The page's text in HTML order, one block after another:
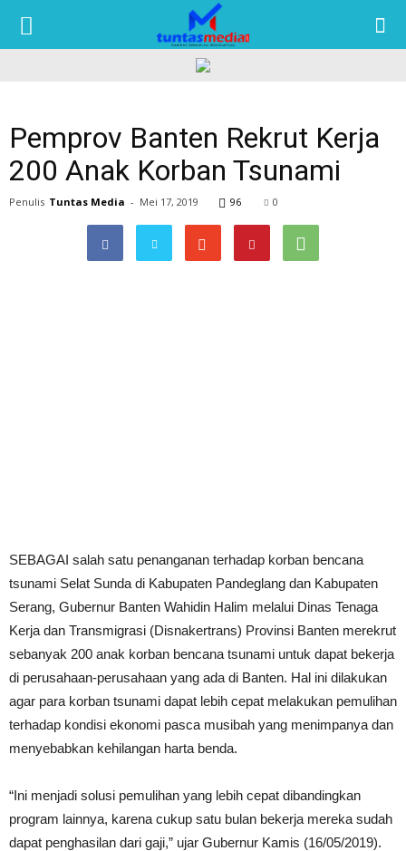
Pemprov Banten Rekrut Kerja
200 Anak Korban Tsunami
Penulis Tuntas Media - Mei 17, 2019 96 0
SEBAGAI salah satu penanganan terhadap korban bencana
tsunami Selat Sunda di Kabupaten Pandeglang dan Kabupaten
Serang, Gubernur Banten Wahidin Halim melalui Dinas Tenaga
Kerja dan Transmigrasi (Disnakertrans) Provinsi Banten merekrut
sebanyak 200 anak korban bencana tsunami untuk dapat bekerja
di perusahaan-perusahaan yang ada di Banten. Hal ini dilakukan
agar para korban tsunami dapat lebih cepat melakukan pemulihan
terhadap kondisi ekonomi pasca musibah yang menimpanya dan
menyebabkan kehilangan harta benda.
“Ini menjadi solusi pemulihan yang lebih cepat dibandingkan
program lainnya, karena cukup satu bulan bekerja mereka sudah
dapat penghasilan dari gaji,” ujar Gubernur Kamis (16/05/2019).